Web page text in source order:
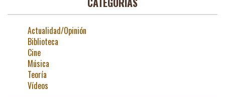
Actualidad/Opinión
Biblioteca
Cine
Música
Teoría
Vídeos